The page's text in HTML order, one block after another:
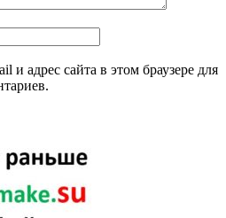
и адрес сайта в этом браузере для